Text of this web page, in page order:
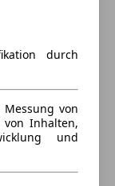
durch
von
Inhalten,
und